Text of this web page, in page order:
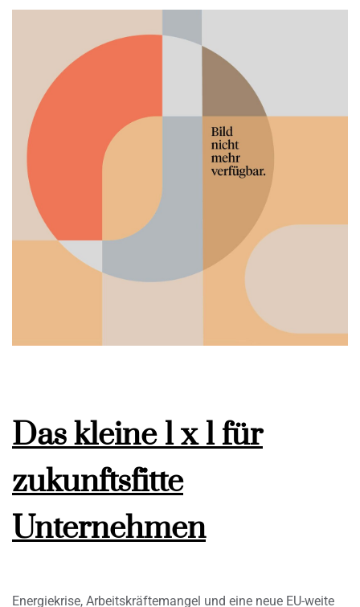
Das kleine 1 x 1 für
zukunftsfitte
Unternehmen
Energiekrise, Arbeitskräftemangel und eine neue EU-weite